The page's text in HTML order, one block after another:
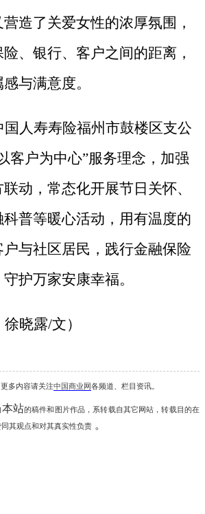
造了关爱女性的浓厚氛围，
、银行、客户之间的距离，
与满意度。
国人寿寿险福州市鼓楼区支公
客户为中心”服务理念，加强
动，常态化开展节日关怀、
普等暖心活动，用有温度的
与社区居民，践行金融保险
护万家安康幸福。
徐晓露/文）
多内容请关注中国商业网各频道、栏目资讯。
本站的稿件和图片作品，系转载自其它网站，转载目的在
其观点和对其真实性负责 。